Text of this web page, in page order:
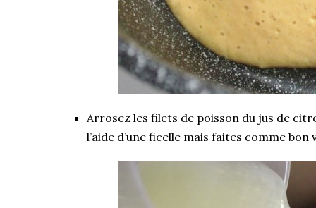
Arrosez les filets de poisson du jus de
l’aide d’une ficelle mais faites comme bon